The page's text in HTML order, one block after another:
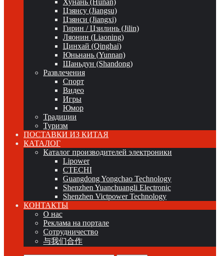
Хунань (Hunan)
Цзянсу (Jiangsu)
Цзянси (Jiangxi)
Гирин / Цзилинь (Jilin)
Ляонин (Liaoning)
Цинхай (Qinghai)
Юньнань (Yunnan)
Шаньдун (Shandong)
Развлечения
Спорт
Видео
Игры
Юмор
Традиции
Туризм
ПОСТАВКИ ИЗ КИТАЯ
КАТАЛОГ
Каталог производителей электроники
Lipower
CTECHI
Guangdong Yongchao Technology
Shenzhen Yuanchuangli Electronic
Shenzhen Victpower Technology
КОНТАКТЫ
О нас
Реклама на портале
Сотрудничество
与我们合作